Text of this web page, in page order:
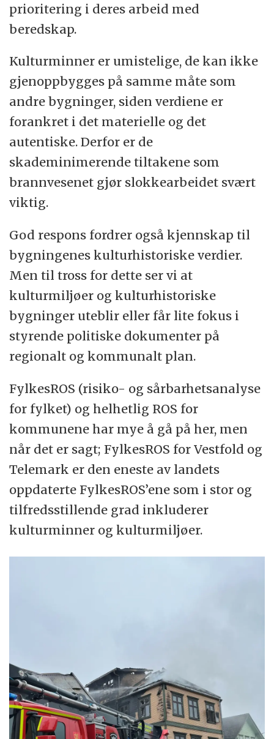
prioritering i deres arbeid med
beredskap.
Kulturminner er umistelige, de kan ikke
gjenoppbygges på samme måte som
andre bygninger, siden verdiene er
forankret i det materielle og det
autentiske. Derfor er de
skademinimerende tiltakene som
brannvesenet gjør slokkearbeidet svært
viktig.
God respons fordrer også kjennskap til
bygningenes kulturhistoriske verdier.
Men til tross for dette ser vi at
kulturmiljøer og kulturhistoriske
bygninger uteblir eller får lite fokus i
styrende politiske dokumenter på
regionalt og kommunalt plan.
FylkesROS (risiko- og sårbarhetsanalyse
for fylket) og helhetlig ROS for
kommunene har mye å gå på her, men
når det er sagt; FylkesROS for Vestfold og
Telemark er den eneste av landets
oppdaterte FylkesROS’ene som i stor og
tilfredsstillende grad inkluderer
kulturminner og kulturmiljøer.